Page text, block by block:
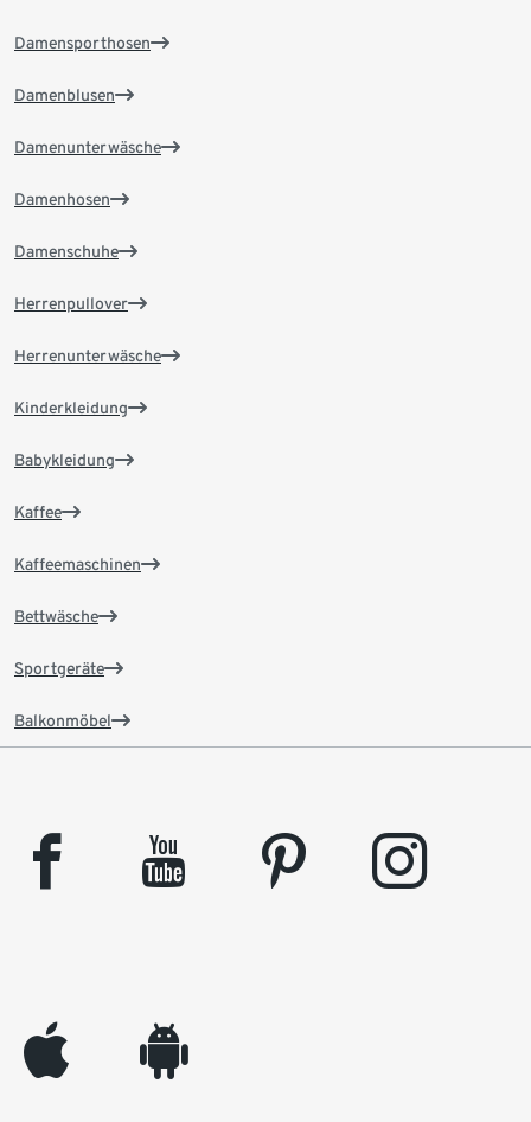
Damensporthosen
Damenblusen
Damenunterwäsche
Damenhosen
Damenschuhe
Herrenpullover
Herrenunterwäsche
Kinderkleidung
Babykleidung
Kaffee
Kaffeemaschinen
Bettwäsche
Sportgeräte
Balkonmöbel
facebook youtube pinterest instagram
appleinc android